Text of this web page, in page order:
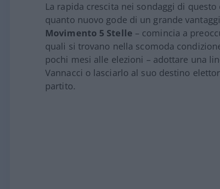
La rapida crescita nei sondaggi di
quanto nuovo gode di un grande
Movimento 5 Stelle – comincia a
quali si trovano nella scomoda
pochi mesi alle elezioni – adottare una
Vannacci o lasciarlo al suo destino
partito.